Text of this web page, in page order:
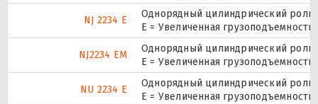
NJ 2234 E
Однорядный цилиндрический
Е = Увеличенная грузоподъемность.
NJ2234 EM
Однорядный цилиндрический
E = Увеличенная
NU 2234 E
Однорядный цилиндрический
Е = Увеличенная грузоподъемность.